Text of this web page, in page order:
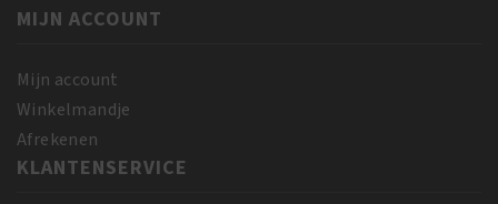
MIJN ACCOUNT
Mijn account
Winkelmandje
Afrekenen
KLANTENSERVICE